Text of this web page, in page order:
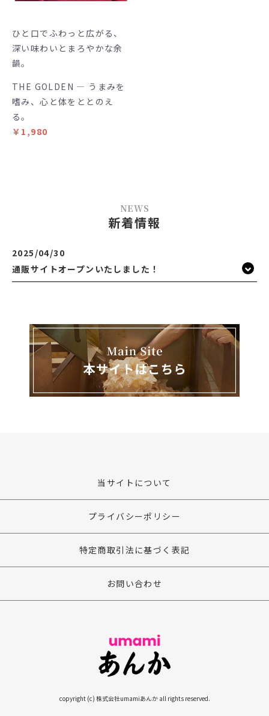
ひと口でふわっと広がる、
深い味わいとまろやかな余
韻。
THE GOLDEN — うまみを
嗜み、心と体をととのえ
る。
￥1,980
NEWS
新着情報
2025/04/30
通販サイトオープンいたしました！
当サイトについて
プライバシーポリシー
特定商取引法に基づく表記
お問い合わせ
copyright (c) 株式会社umamiあんか all rights reserved.